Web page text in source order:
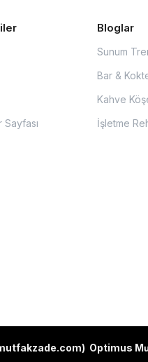
Sayfası
Bloglar
Sunum
Bar &
Kahve
İşletme
) Optimus M